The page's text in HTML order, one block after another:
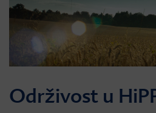
Održivost u